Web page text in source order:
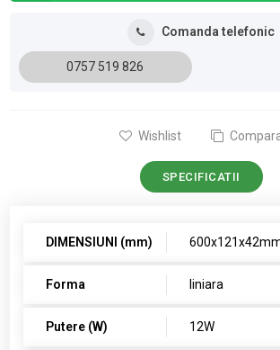
Comanda telefonic
0757 519 826
Wishlist
SPECIFICATII
DIMENSIUNI (mm)
Forma liniara
Putere (W) 12W